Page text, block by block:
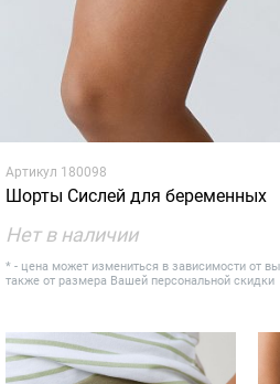
Артикул 180098
Шорты Сислей для беременных
Нет в наличии
* - цена может измениться в зависимости от
также от размера Вашей персональной скидки